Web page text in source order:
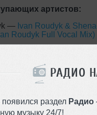
РАДИО
появился раздел Радио
музыку 24/7!
артистов:
— Ivan Roudyk &
Roudyk Full Vocal